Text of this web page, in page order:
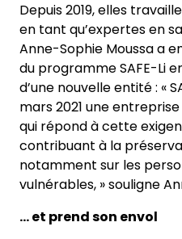
Depuis 2019, elles
en tant qu’expertes en
Anne-Sophie Moussa a
du programme SAFE-Li
d’une nouvelle entité : «
mars 2021 une entreprise
qui répond à cette
contribuant à la
notamment sur les
vulnérables, » souligne
… et prend son envol